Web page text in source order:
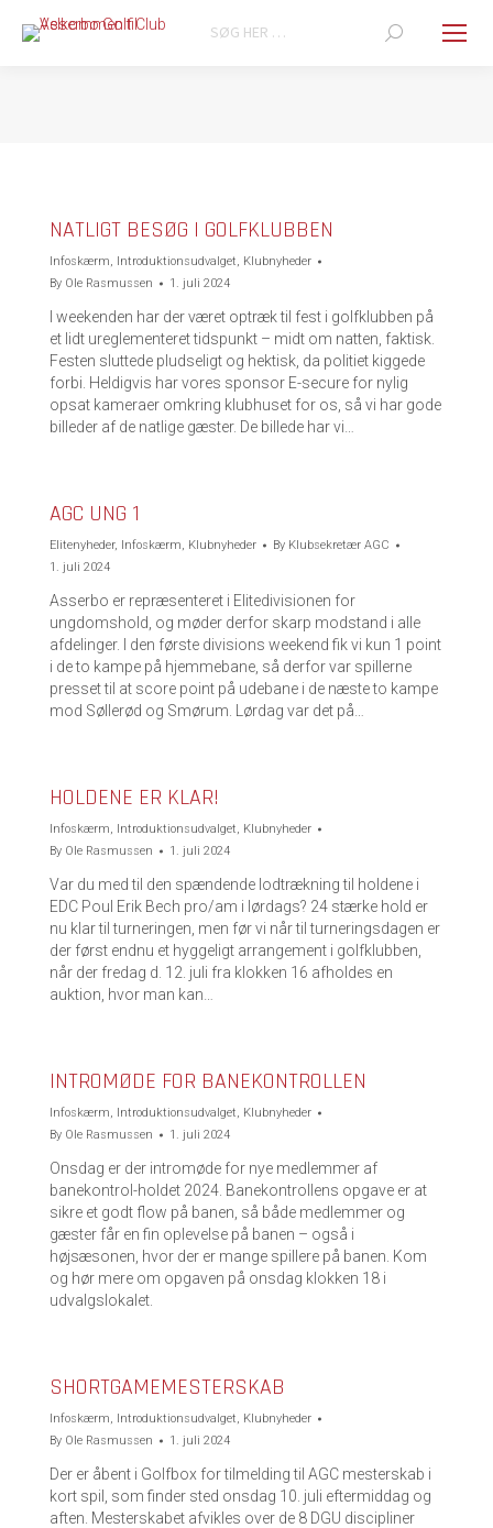
Search:
NATLIGT BESØG I GOLFKLUBBEN
Infoskærm, Introduktionsudvalget, Klubnyheder
By Ole Rasmussen 1. juli 2024
I weekenden har der været optræk til fest i golfklubben på
et lidt ureglementeret tidspunkt – midt om natten, faktisk.
Festen sluttede pludseligt og hektisk, da politiet kiggede
forbi. Heldigvis har vores sponsor E-secure for nylig
opsat kameraer omkring klubhuset for os, så vi har gode
billeder af de natlige gæster. De billede har vi…
AGC UNG 1
Elitenyheder, Infoskærm, Klubnyheder By Klubsekretær AGC
1. juli 2024
Asserbo er repræsenteret i Elitedivisionen for
ungdomshold, og møder derfor skarp modstand i alle
afdelinger. I den første divisions weekend fik vi kun 1 point
i de to kampe på hjemmebane, så derfor var spillerne
presset til at score point på udebane i de næste to kampe
mod Søllerød og Smørum. Lørdag var det på…
HOLDENE ER KLAR!
Infoskærm, Introduktionsudvalget, Klubnyheder
By Ole Rasmussen 1. juli 2024
Var du med til den spændende lodtrækning til holdene i
EDC Poul Erik Bech pro/am i lørdags? 24 stærke hold er
nu klar til turneringen, men før vi når til turneringsdagen er
der først endnu et hyggeligt arrangement i golfklubben,
når der fredag d. 12. juli fra klokken 16 afholdes en
auktion, hvor man kan…
INTROMØDE FOR BANEKONTROLLEN
Infoskærm, Introduktionsudvalget, Klubnyheder
By Ole Rasmussen 1. juli 2024
Onsdag er der intromøde for nye medlemmer af
banekontrol-holdet 2024. Banekontrollens opgave er at
sikre et godt flow på banen, så både medlemmer og
gæster får en fin oplevelse på banen – også i
højsæsonen, hvor der er mange spillere på banen. Kom
og hør mere om opgaven på onsdag klokken 18 i
udvalgslokalet.
SHORTGAMEMESTERSKAB
Infoskærm, Introduktionsudvalget, Klubnyheder
By Ole Rasmussen 1. juli 2024
Der er åbent i Golfbox for tilmelding til AGC mesterskab i
kort spil, som finder sted onsdag 10. juli eftermiddag og
aften. Mesterskabet afvikles over de 8 DGU discipliner